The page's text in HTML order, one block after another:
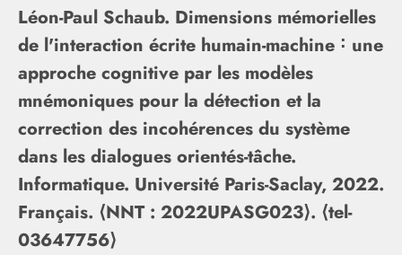
Léon-Paul Schaub. Dimensions mémorielles
de l'interaction écrite humain-machine ˸ une
approche cognitive par les modèles
mnémoniques pour la détection et la
correction des incohérences du système
dans les dialogues orientés-tâche.
Informatique. Université Paris-Saclay, 2022.
Français. ⟨NNT : 2022UPASG023⟩. ⟨tel-
03647756⟩